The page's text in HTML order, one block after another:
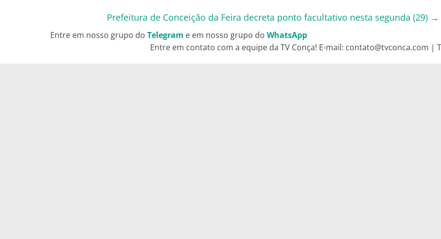
Prefeitura de Conceição da Feira decreta ponto facultativo nesta segunda (29) →
Entre em nosso grupo do Telegram e em nosso grupo do WhatsApp
Entre em contato com a equipe da TV Conça! E-mail: contato@tvconca.com |